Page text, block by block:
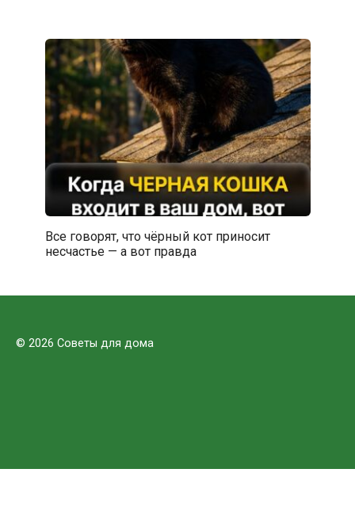
Все говорят, что чёрный кот приносит
несчастье — а вот правда
© 2026 Советы для дома